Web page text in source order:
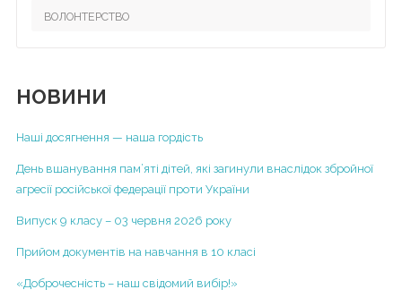
Відеоархів
Альманах гімназії
Гімназія
Початкова школа
ІІ курс
ІІІ курс
Інформація для батьків
документи, що регламентують діяльність закладу
Структура та органи управління
освіти
Розклад уроків
ВОЛОНТЕРСТВО
НОВИНИ
Наші досягнення — наша гордість
День вшанування пам’яті дітей, які загинули внаслідок збройної
агресії російської федерації проти України
Випуск 9 класу – 03 червня 2026 року
Прийом документів на навчання в 10 класі
«Доброчесність – наш свідомий вибір!»